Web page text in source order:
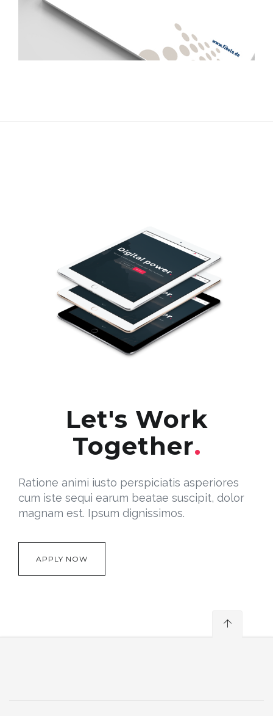
Let's Work
Together
Ratione animi iusto perspiciatis asperiores
cum iste sequi earum beatae suscipit, dolor
magnam est. Ipsum dignissimos.
APPLY NOW